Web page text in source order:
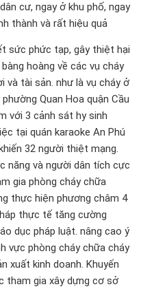
cư, ngay ở khu phố, ngay
thành và rất hiệu quả
sức phức tạp, gây thiệt hại
hoàng về các vụ cháy
và tài sản. như là vụ cháy ở
Quan Hoa quận Cầu
với 3 cảnh sát hy sinh
tại quán karaoke An Phú
32 người thiệt mạng.
và người dân tích cực
gia phòng cháy chữa
thực hiện phương châm 4
thực tế tăng cường
dục pháp luật. nâng cao ý
vực phòng cháy chữa cháy
xuất kinh doanh. Khuyến
tham gia xây dựng cơ sở